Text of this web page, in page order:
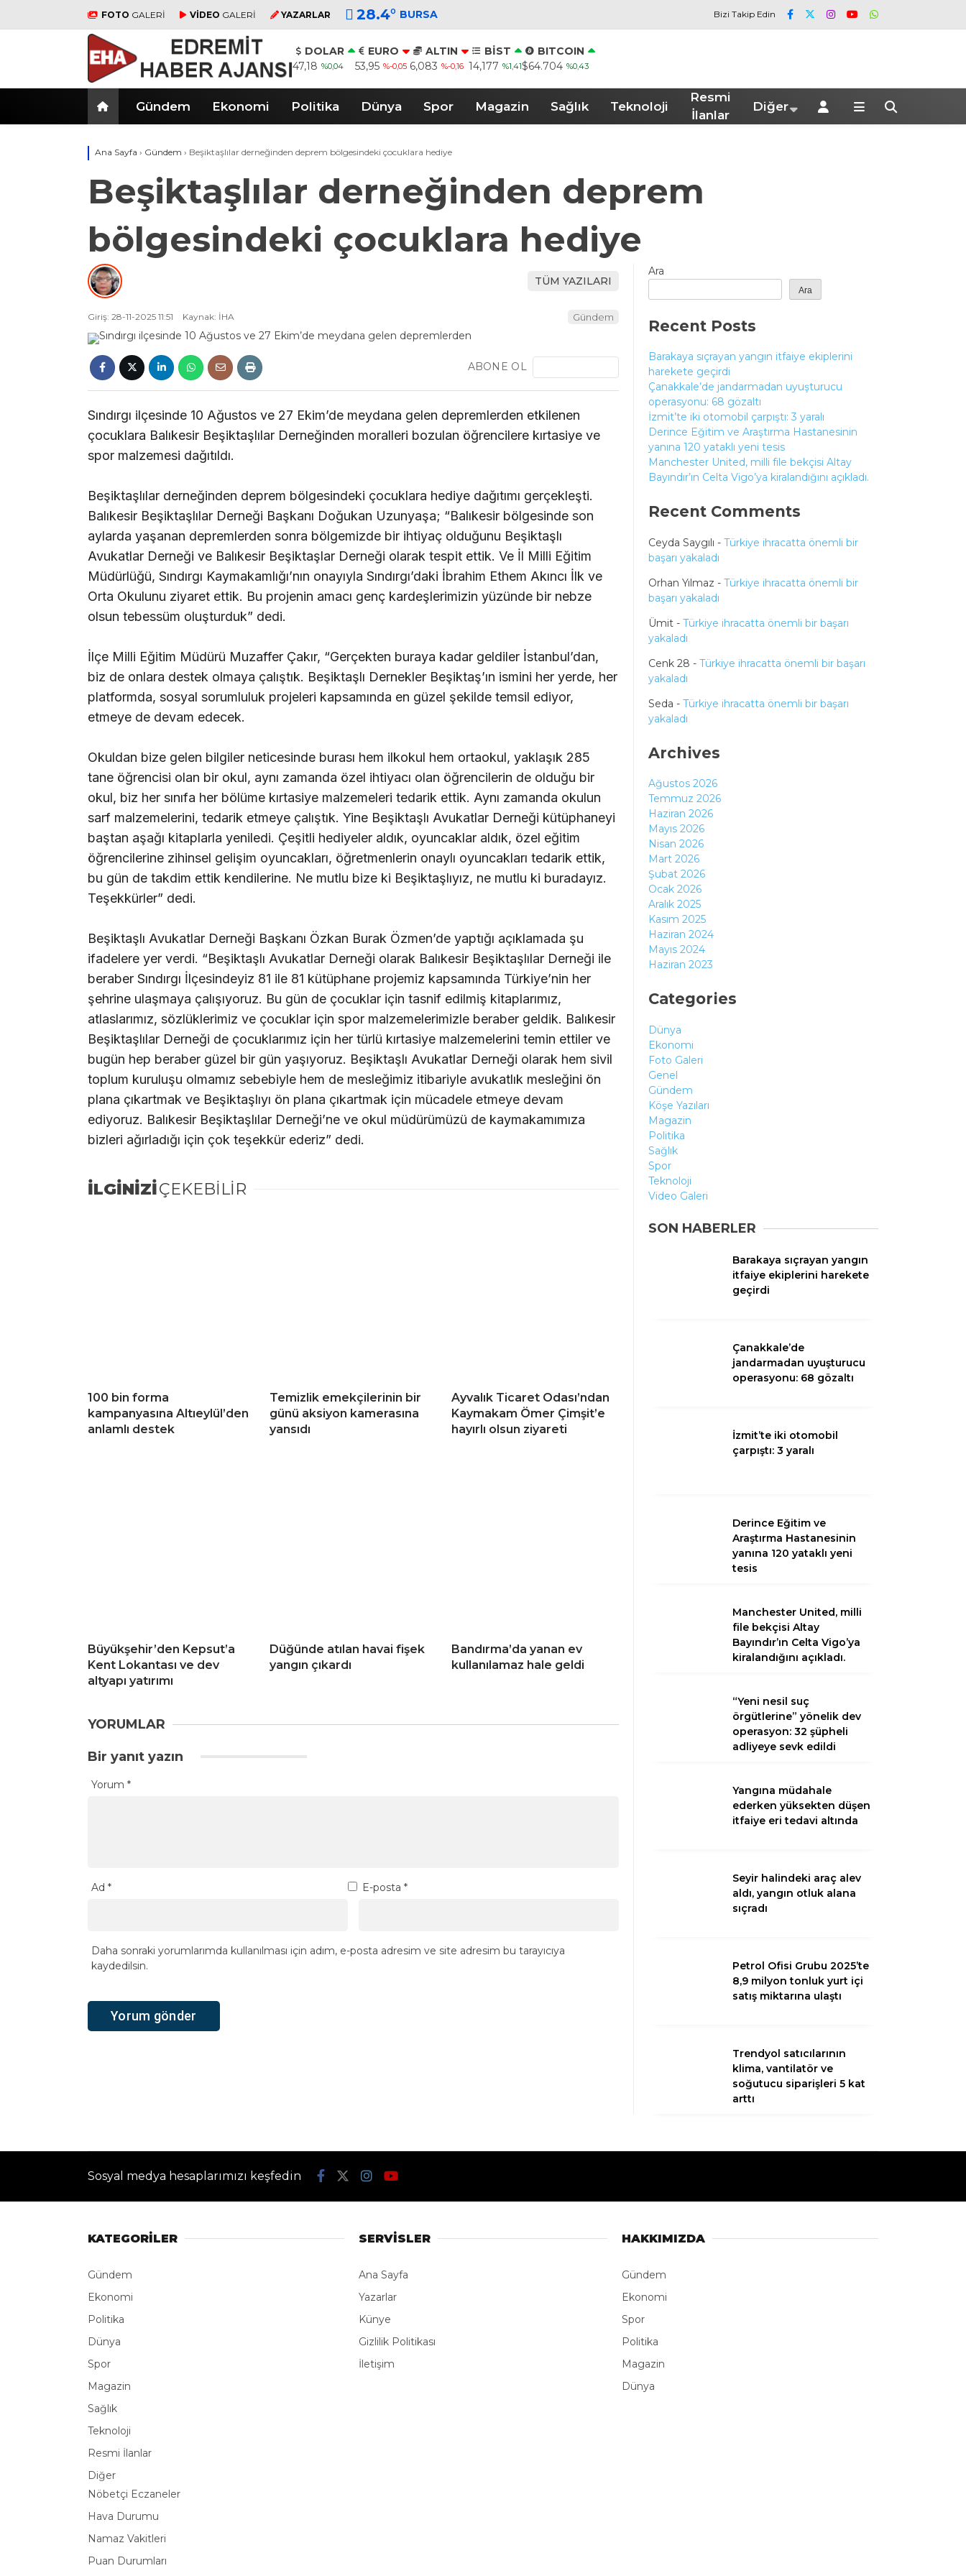
Gündem
Ekonomi
Politika
Spor
FOTO GALERİ VİDEO GALERİ YAZARLAR 28.4° BURSA Bizi Takip Edin
DOLAR
47,18 %0,04
EURO
53,95 %-0,05
ALTIN
6,083 %-0,16
BİST
14,177 %1,41
BITCOIN
$64.704 %0,43
Gündem Ekonomi Politika Dünya Spor Magazin Sağlık Teknoloji
Resmi
İlanlar
Diğer
Ana Sayfa › Gündem › Beşiktaşlılar derneğinden deprem bölgesindeki çocuklara hediye
Beşiktaşlılar derneğinden deprem
bölgesindeki çocuklara hediye
TÜM YAZILARI
Giriş: 28-11-2025 11:51 Kaynak: İHA Gündem
ABONE OL
Sındırgı ilçesinde 10 Ağustos ve 27 Ekim’de meydana gelen depremlerden etkilenen
çocuklara Balıkesir Beşiktaşlılar Derneğinden moralleri bozulan öğrencilere kırtasiye ve
spor malzemesi dağıtıldı.
Beşiktaşlılar derneğinden deprem bölgesindeki çocuklara hediye dağıtımı gerçekleşti.
Balıkesir Beşiktaşlılar Derneği Başkanı Doğukan Uzunyaşa; “Balıkesir bölgesinde son
aylarda yaşanan depremlerden sonra bölgemizde bir ihtiyaç olduğunu Beşiktaşlı
Avukatlar Derneği ve Balıkesir Beşiktaşlar Derneği olarak tespit ettik. Ve İl Milli Eğitim
Müdürlüğü, Sındırgı Kaymakamlığı’nın onayıyla Sındırgı’daki İbrahim Ethem Akıncı İlk ve
Orta Okulunu ziyaret ettik. Bu projenin amacı genç kardeşlerimizin yüzünde bir nebze
olsun tebessüm oluşturduk” dedi.
İlçe Milli Eğitim Müdürü Muzaffer Çakır, “Gerçekten buraya kadar geldiler İstanbul’dan,
biz de onlara destek olmaya çalıştık. Beşiktaşlı Dernekler Beşiktaş’ın ismini her yerde, her
platformda, sosyal sorumluluk projeleri kapsamında en güzel şekilde temsil ediyor,
etmeye de devam edecek.
Okuldan bize gelen bilgiler neticesinde burası hem ilkokul hem ortaokul, yaklaşık 285
tane öğrencisi olan bir okul, aynı zamanda özel ihtiyacı olan öğrencilerin de olduğu bir
okul, biz her sınıfa her bölüme kırtasiye malzemeleri tedarik ettik. Aynı zamanda okulun
sarf malzemelerini, tedarik etmeye çalıştık. Yine Beşiktaşlı Avukatlar Derneği kütüphaneyi
baştan aşağı kitaplarla yeniledi. Çeşitli hediyeler aldık, oyuncaklar aldık, özel eğitim
öğrencilerine zihinsel gelişim oyuncakları, öğretmenlerin onaylı oyuncakları tedarik ettik,
bu gün de takdim ettik kendilerine. Ne mutlu bize ki Beşiktaşlıyız, ne mutlu ki buradayız.
Teşekkürler” dedi.
Beşiktaşlı Avukatlar Derneği Başkanı Özkan Burak Özmen’de yaptığı açıklamada şu
ifadelere yer verdi. “Beşiktaşlı Avukatlar Derneği olarak Balıkesir Beşiktaşlılar Derneği ile
beraber Sındırgı İlçesindeyiz 81 ile 81 kütüphane projemiz kapsamında Türkiye’nin her
şehrine ulaşmaya çalışıyoruz. Bu gün de çocuklar için tasnif edilmiş kitaplarımız,
atlaslarımız, sözlüklerimiz ve çocuklar için spor malzemelerimizle beraber geldik. Balıkesir
Beşiktaşlılar Derneği de çocuklarımız için her türlü kırtasiye malzemelerini temin ettiler ve
bugün hep beraber güzel bir gün yaşıyoruz. Beşiktaşlı Avukatlar Derneği olarak hem sivil
toplum kuruluşu olmamız sebebiyle hem de mesleğimiz itibariyle avukatlık mesleğini ön
plana çıkartmak ve Beşiktaşlıyı ön plana çıkartmak için mücadele etmeye devam
ediyoruz. Balıkesir Beşiktaşlılar Derneği’ne ve okul müdürümüzü de kaymakamımıza
bizleri ağırladığı için çok teşekkür ederiz” dedi.
İLGİNİZİÇEKEBİLİR
100 bin forma
kampanyasına Altıeylül’den
anlamlı destek
Temizlik emekçilerinin bir
günü aksiyon kamerasına
yansıdı
Ayvalık Ticaret Odası’ndan
Kaymakam Ömer Çimşit’e
hayırlı olsun ziyareti
Büyükşehir’den Kepsut’a
Kent Lokantası ve dev
altyapı yatırımı
Düğünde atılan havai fişek
yangın çıkardı
Bandırma’da yanan ev
kullanılamaz hale geldi
YORUMLAR
Bir yanıt yazın
Yorum *
Ad * E-posta *
Daha sonraki yorumlarımda kullanılması için adım, e-posta adresim ve site adresim bu tarayıcıya
kaydedilsin.
Ara
Ara
Recent Posts
Barakaya sıçrayan yangın itfaiye ekiplerini
harekete geçirdi
Çanakkale’de jandarmadan uyuşturucu
operasyonu: 68 gözaltı
İzmit’te iki otomobil çarpıştı: 3 yaralı
Derince Eğitim ve Araştırma Hastanesinin
yanına 120 yataklı yeni tesis
Manchester United, milli file bekçisi Altay
Bayındır’ın Celta Vigo’ya kiralandığını açıkladı.
Recent Comments
Ceyda Saygılı - Türkiye ihracatta önemli bir
başarı yakaladı
Orhan Yılmaz - Türkiye ihracatta önemli bir
başarı yakaladı
Ümit - Türkiye ihracatta önemli bir başarı
yakaladı
Cenk 28 - Türkiye ihracatta önemli bir başarı
yakaladı
Seda - Türkiye ihracatta önemli bir başarı
yakaladı
Archives
Ağustos 2026
Temmuz 2026
Haziran 2026
Mayıs 2026
Nisan 2026
Mart 2026
Şubat 2026
Ocak 2026
Aralık 2025
Kasım 2025
Haziran 2024
Mayıs 2024
Haziran 2023
Categories
Dünya
Ekonomi
Foto Galeri
Genel
Gündem
Köşe Yazıları
Magazin
Politika
Sağlık
Spor
Teknoloji
Video Galeri
SON HABERLER
Barakaya sıçrayan yangın
itfaiye ekiplerini harekete
geçirdi
Çanakkale’de
jandarmadan uyuşturucu
operasyonu: 68 gözaltı
İzmit’te iki otomobil
çarpıştı: 3 yaralı
Derince Eğitim ve
Araştırma Hastanesinin
yanına 120 yataklı yeni
tesis
Manchester United, milli
file bekçisi Altay
Bayındır’ın Celta Vigo’ya
kiralandığını açıkladı.
“Yeni nesil suç
örgütlerine” yönelik dev
operasyon: 32 şüpheli
adliyeye sevk edildi
Yangına müdahale
ederken yüksekten düşen
itfaiye eri tedavi altında
Seyir halindeki araç alev
aldı, yangın otluk alana
sıçradı
Petrol Ofisi Grubu 2025’te
8,9 milyon tonluk yurt içi
satış miktarına ulaştı
Trendyol satıcılarının
klima, vantilatör ve
soğutucu siparişleri 5 kat
arttı
Sosyal medya hesaplarımızı keşfedin
KATEGORİLER
Gündem
Ekonomi
Politika
Dünya
Spor
Magazin
Sağlık
Teknoloji
Resmi İlanlar
Diğer
Nöbetçi Eczaneler
Hava Durumu
Namaz Vakitleri
Puan Durumları
SERVİSLER
Ana Sayfa
Yazarlar
Künye
Gizlilik Politikası
İletişim
HAKKIMIZDA
Gündem
Ekonomi
Spor
Politika
Magazin
Dünya